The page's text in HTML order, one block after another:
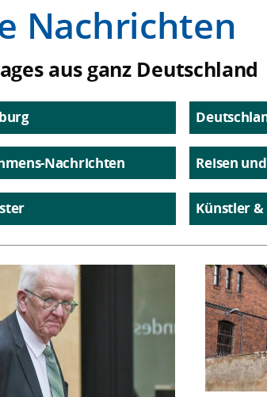
Nachrichten
aus ganz Deutschland
Nachrichten Reisen
Künstler &